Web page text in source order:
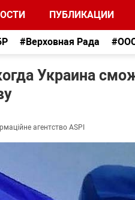
ПУБЛИКАЦИИ
#Верховная Рада
Украина
агентство ASPI